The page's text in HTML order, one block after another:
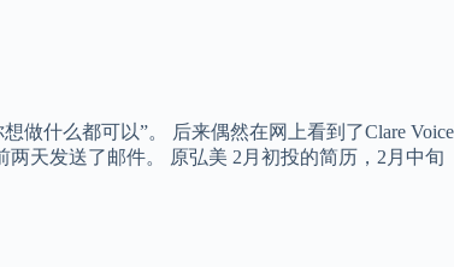
做什么都可以”。 后来偶然在网上看到了Clare Voice
天发送了邮件。 原弘美 2月初投的简历，2月中旬